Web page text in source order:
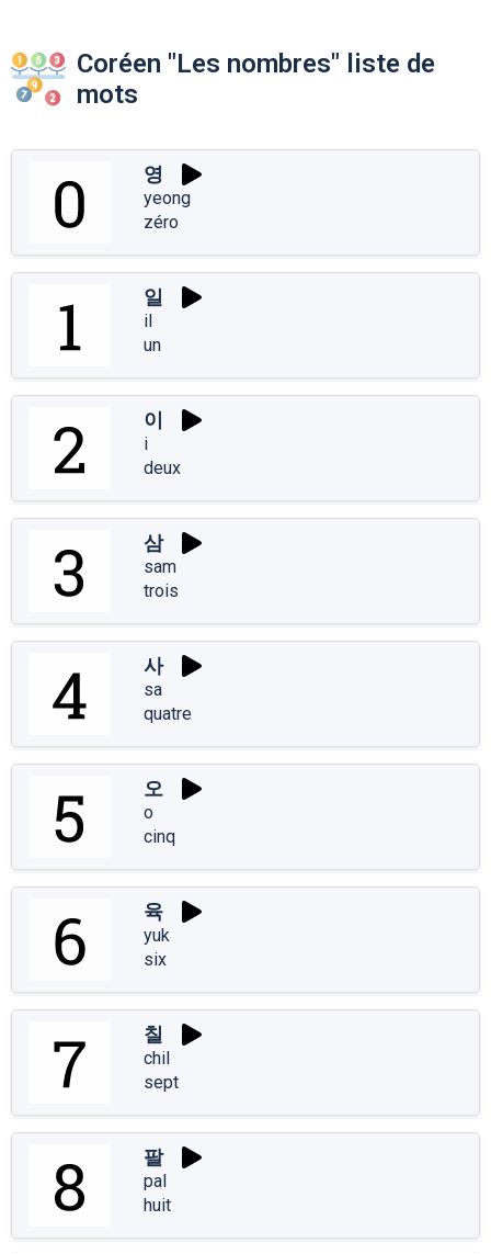
Coréen "Les nombres" liste de
mots
영
yeong
zéro
일
il
un
이
i
deux
삼
sam
trois
사
sa
quatre
오
o
cinq
육
yuk
six
칠
chil
sept
팔
pal
huit